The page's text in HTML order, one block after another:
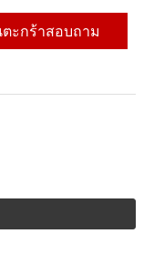
ตะกร้าสอบถาม